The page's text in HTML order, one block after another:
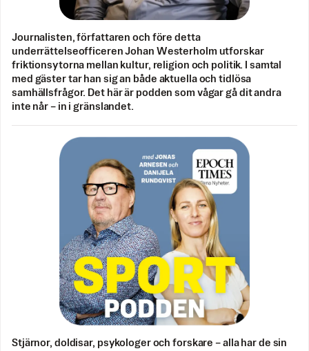
Journalisten, författaren och före detta
underrättelseofficeren Johan Westerholm utforskar
friktionsytorna mellan kultur, religion och politik. I samtal
med gäster tar han sig an både aktuella och tidlösa
samhällsfrågor. Det här är podden som vågar gå dit andra
inte når – in i gränslandet.
Stjärnor, doldisar, psykologer och forskare – alla har de sin